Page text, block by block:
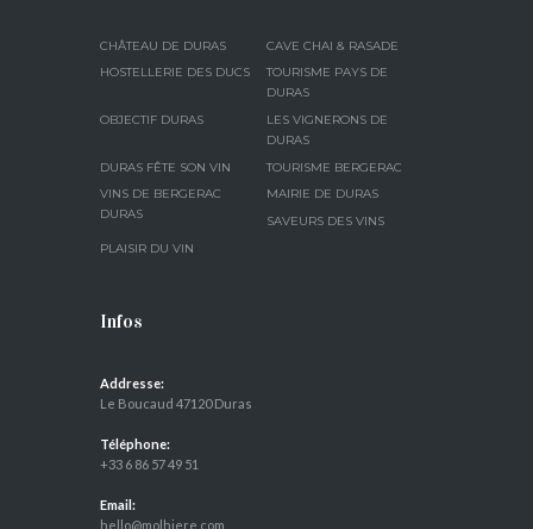
CHÂTEAU DE DURAS
CAVE CHAI & RASADE
HOSTELLERIE DES DUCS
TOURISME PAYS DE
DURAS
OBJECTIF DURAS
LES VIGNERONS DE
DURAS
DURAS FÊTE SON VIN
TOURISME BERGERAC
VINS DE BERGERAC
DURAS
MAIRIE DE DURAS
SAVEURS DES VINS
PLAISIR DU VIN
Infos
Addresse:
Le Boucaud 47120 Duras
Téléphone:
+33 6 86 57 49 51
Email:
hello@molhiere.com